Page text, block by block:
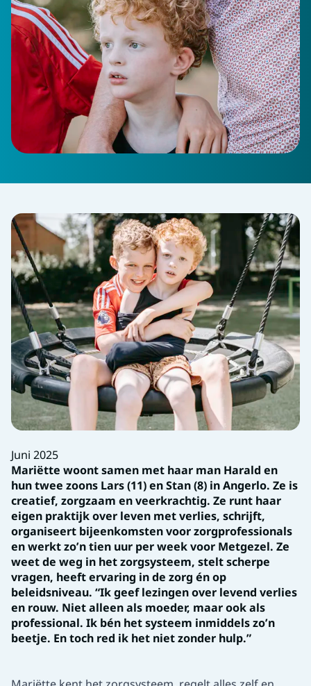
Juni 2025
Mariëtte woont samen met haar man Harald en
hun twee zoons Lars (11) en Stan (8) in Angerlo. Ze is
creatief, zorgzaam en veerkrachtig. Ze runt haar
eigen praktijk over leven met verlies, schrijft,
organiseert bijeenkomsten voor zorgprofessionals
en werkt zo’n tien uur per week voor Metgezel. Ze
weet de weg in het zorgsysteem, stelt scherpe
vragen, heeft ervaring in de zorg én op
beleidsniveau. “Ik geef lezingen over levend verlies
en rouw. Niet alleen als moeder, maar ook als
professional. Ik bén het systeem inmiddels zo’n
beetje. En toch red ik het niet zonder hulp.”